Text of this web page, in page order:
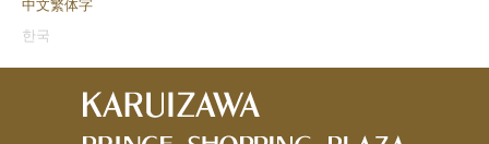
中文繁体字
한국